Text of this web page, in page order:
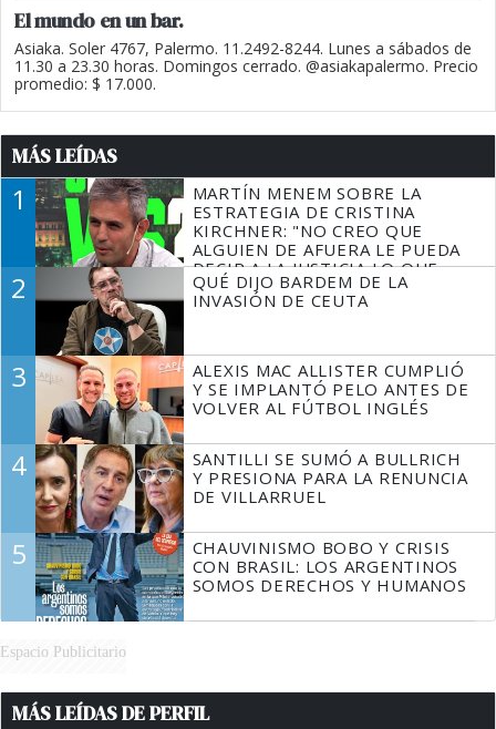
El mundo en un bar.
Asiaka. Soler 4767, Palermo. 11.2492-8244. Lunes a sábados de
11.30 a 23.30 horas. Domingos cerrado. @asiakapalermo. Precio
promedio: $ 17.000.
MÁS LEÍDAS
1
MARTÍN MENEM SOBRE LA
ESTRATEGIA DE CRISTINA
KIRCHNER: "NO CREO QUE
ALGUIEN DE AFUERA LE PUEDA
DECIR A LA JUSTICIA LO QUE
TIENE QUE HACER"
2
QUÉ DIJO BARDEM DE LA
INVASIÓN DE CEUTA
3
ALEXIS MAC ALLISTER CUMPLIÓ
Y SE IMPLANTÓ PELO ANTES DE
VOLVER AL FÚTBOL INGLÉS
4
SANTILLI SE SUMÓ A BULLRICH
Y PRESIONA PARA LA RENUNCIA
DE VILLARRUEL
5
CHAUVINISMO BOBO Y CRISIS
CON BRASIL: LOS ARGENTINOS
SOMOS DERECHOS Y HUMANOS
Espacio Publicitario
MÁS LEÍDAS DE PERFIL